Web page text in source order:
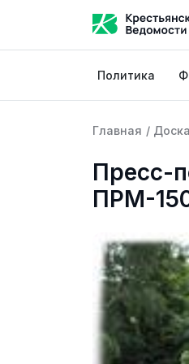
Политика
Главная /
Пресс-
ПРМ-